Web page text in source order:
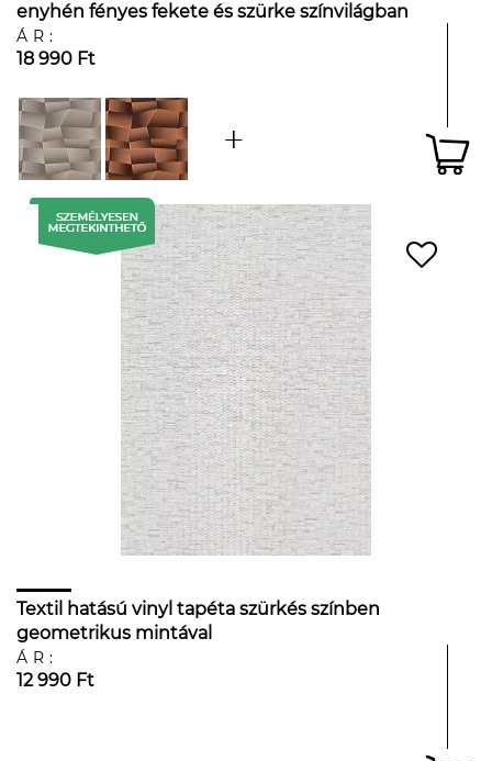
enyhén fényes fekete és szürke színvilágban
ÁR:
18 990 Ft
Textil hatású vinyl tapéta szürkés színben
geometrikus mintával
ÁR:
12 990 Ft